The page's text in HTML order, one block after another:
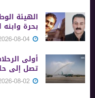
الهيئة
بحرة وابنه
أولى
تصل إلى